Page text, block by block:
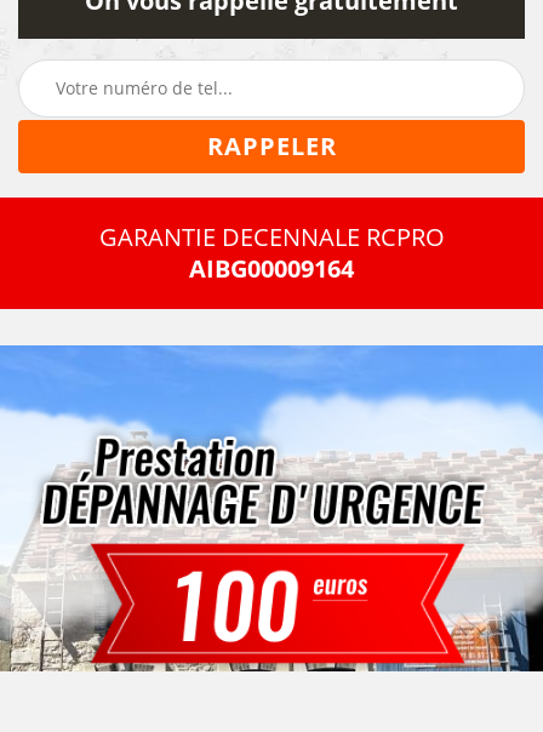
GARANTIE DECENNALE RCPRO
AIBG00009164